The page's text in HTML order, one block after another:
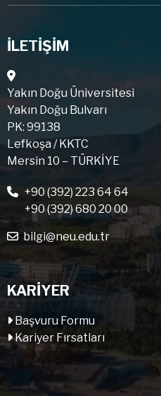
İLETİŞİM
Yakın Doğu Üniversitesi
Yakın Doğu Bulvarı
PK: 99138
Lefkoşa / KKTC
Mersin 10 – TÜRKİYE
+90 (392) 223 64 64
+90 (392) 680 20 00
bilgi@neu.edu.tr
KARİYER
Başvuru Formu
Kariyer Fırsatları